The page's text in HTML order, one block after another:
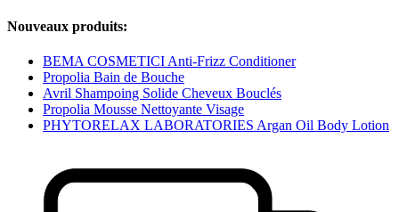
Nouveaux produits:
BEMA COSMETICI Anti-Frizz Conditioner
Propolia Bain de Bouche
Avril Shampoing Solide Cheveux Bouclés
Propolia Mousse Nettoyante Visage
PHYTORELAX LABORATORIES Argan Oil Body Lotion